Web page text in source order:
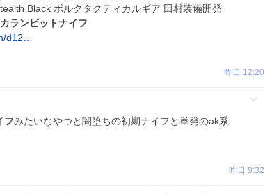
Black ボルクタクティカルギア 田村装備開発
カランビットナイフ
d12…
昨日 12:20
フみたいなやつと闇堕ちの初期ナイフと単発のak系
昨日 9:32